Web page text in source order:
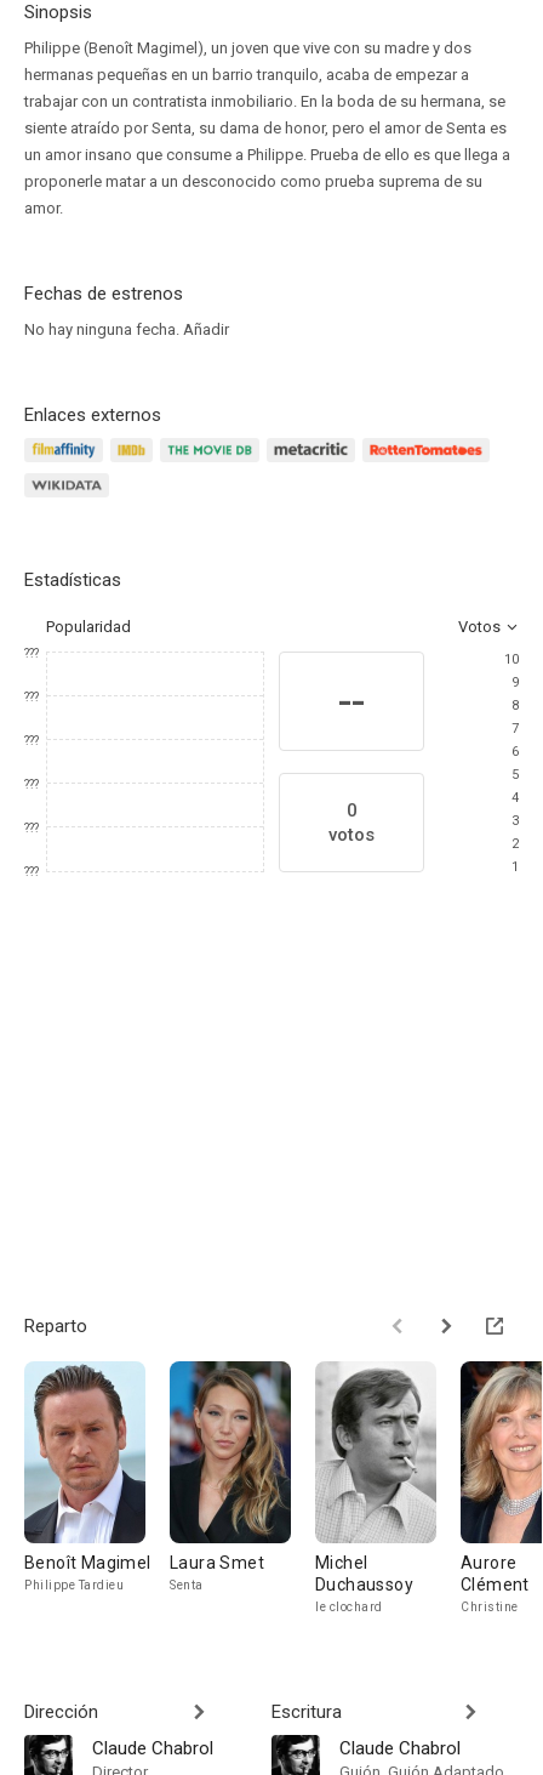
Sinopsis
Philippe (Benoît Magimel), un joven que vive con su madre y dos
hermanas pequeñas en un barrio tranquilo, acaba de empezar a
trabajar con un contratista inmobiliario. En la boda de su hermana, se
siente atraído por Senta, su dama de honor, pero el amor de Senta es
un amor insano que consume a Philippe. Prueba de ello es que llega a
proponerle matar a un desconocido como prueba suprema de su
amor.
Fechas de estrenos
No hay ninguna fecha. Añadir
Enlaces externos
Estadísticas
Popularidad Votos
???
???
???
???
???
???
--
0
votos
10
9
8
7
6
5
4
3
2
1
Reparto
Benoît Magimel
Philippe Tardieu
Laura Smet
Senta
Michel
Duchaussoy
le clochard
Aurore
Clément
Christine
Dirección
Claude Chabrol
Escritura
Claude Chabrol